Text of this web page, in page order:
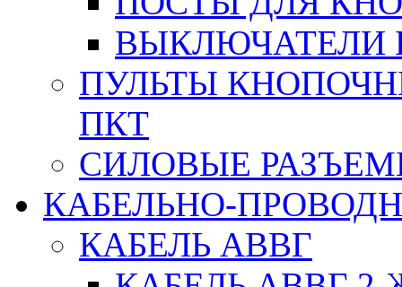
ВЫКЛЮЧАТЕЛИ
ПУЛЬТЫ
ПКТ
СИЛОВЫЕ
КАБЕЛЬНО-
КАБЕЛЬ АВВГ